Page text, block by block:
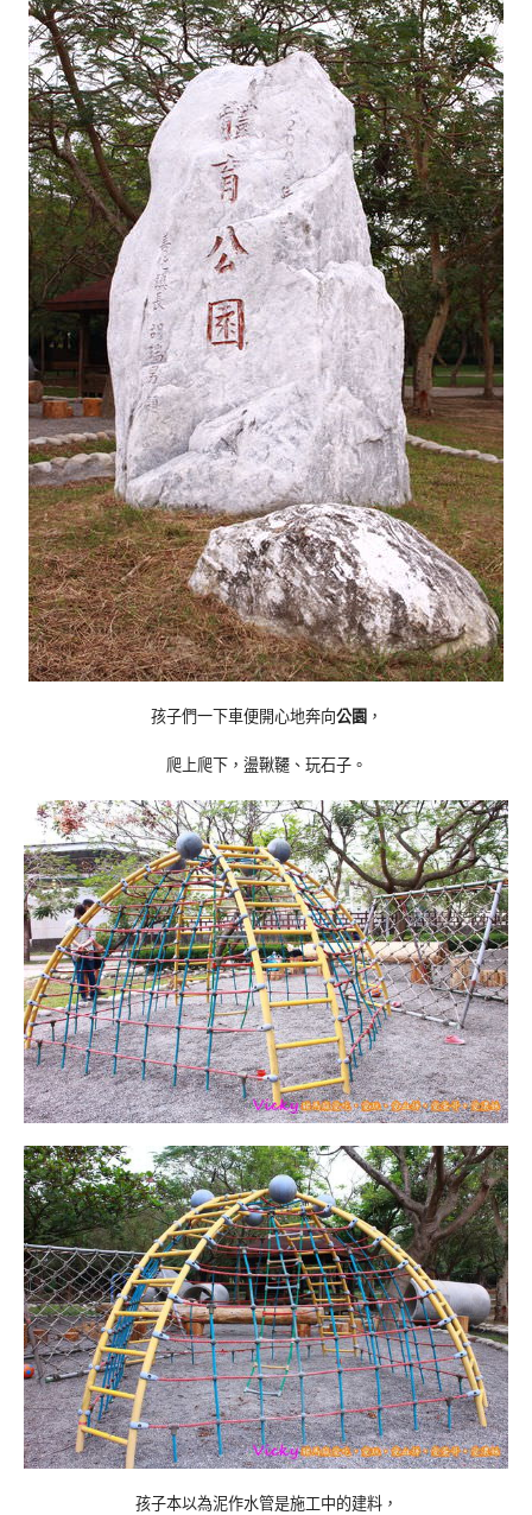
孩子們一下車便開心地奔向公園 ，
爬上爬下，盪鞦韆、玩石子。
孩子本以為泥作水管是施工中的建料，